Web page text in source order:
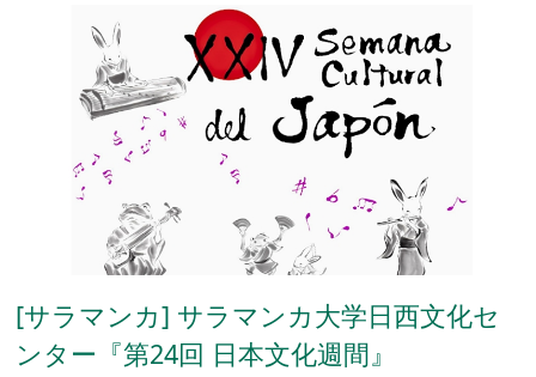
[サラマンカ] サラマンカ大学日西文化セ
ンター『第24回 日本文化週間』